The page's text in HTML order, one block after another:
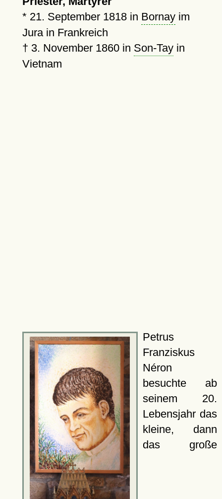
* 21. September 1818in Bornayim
Jura in Frankreich
† 3. November 1860in Son-Tayin
Vietnam
Petrus
Franziskus
Néron
besuchte ab
seinem 20.
Lebensjahr das
kleine, dann
das große